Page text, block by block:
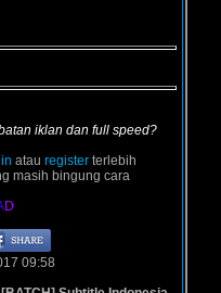
iklan dan full speed?
atau register terlebih
masih bingung cara
D
09:58